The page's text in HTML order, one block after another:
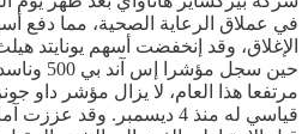
في عملاق الرعاية الصحية، مما دفع
مرتفعا هذا العام، لا يزال مؤشر داو
قياسي له منذ 4 ديسمبر.